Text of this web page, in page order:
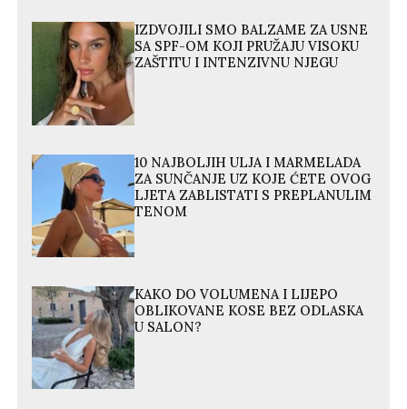
IZDVOJILI SMO BALZAME ZA USNE
SA SPF-OM KOJI PRUŽAJU VISOKU
ZAŠTITU I INTENZIVNU NJEGU
10 NAJBOLJIH ULJA I MARMELADA
ZA SUNČANJE UZ KOJE ĆETE OVOG
LJETA ZABLISTATI S PREPLANULIM
TENOM
KAKO DO VOLUMENA I LIJEPO
OBLIKOVANE KOSE BEZ ODLASKA
U SALON?